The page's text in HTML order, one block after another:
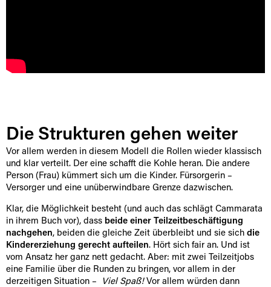
Die Strukturen gehen weiter
Vor allem werden in diesem Modell die Rollen wieder klassisch
und klar verteilt. Der eine schafft die Kohle heran. Die andere
Person (Frau) kümmert sich um die Kinder. Fürsorgerin –
Versorger und eine unüberwindbare Grenze dazwischen.
Klar, die Möglichkeit besteht (und auch das schlägt Cammarata
in ihrem Buch vor), dass beide einer Teilzeitbeschäftigung
nachgehen, beiden die gleiche Zeit überbleibt und sie sich die
Kindererziehung gerecht aufteilen. Hört sich fair an. Und ist
vom Ansatz her ganz nett gedacht. Aber: mit zwei Teilzeitjobs
eine Familie über die Runden zu bringen, vor allem in der
derzeitigen Situation –
Viel Spaß! Vor allem würden dann